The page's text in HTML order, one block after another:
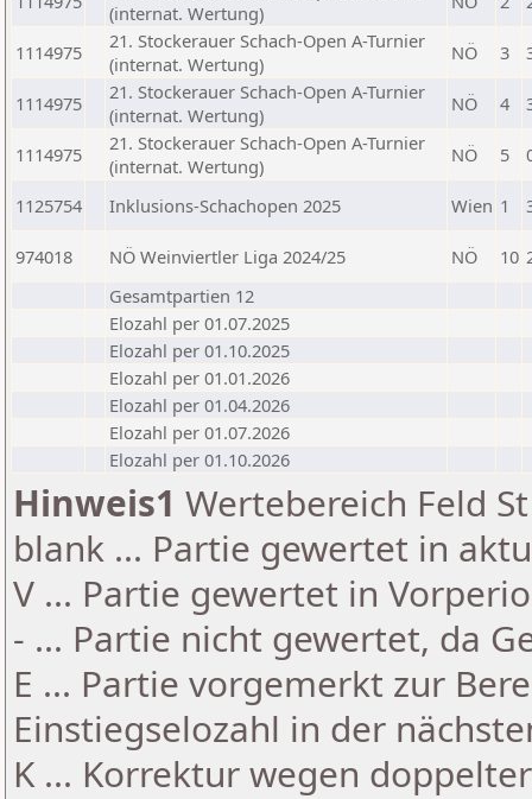
(internat. Wertung)
1114975
21. Stockerauer Schach-Open A-Turnier
(internat. Wertung)
NÖ 3
1114975
21. Stockerauer Schach-Open A-Turnier
(internat. Wertung)
NÖ 4
1114975
21. Stockerauer Schach-Open A-Turnier
(internat. Wertung)
NÖ 5
1125754 Inklusions-Schachopen 2025 Wien 1
974018 NÖ Weinviertler Liga 2024/25 NÖ 10
Gesamtpartien 12
Elozahl per 01.07.2025
Elozahl per 01.10.2025
Elozahl per 01.01.2026
Elozahl per 01.04.2026
Elozahl per 01.07.2026
Elozahl per 01.10.2026
Hinweis1 Wertebereich Feld
blank ... Partie gewertet in
V ... Partie gewertet in
- ... Partie nicht gewertet, da
E ... Partie vorgemerkt zur
Einstiegselozahl in der
K ... Korrektur wegen